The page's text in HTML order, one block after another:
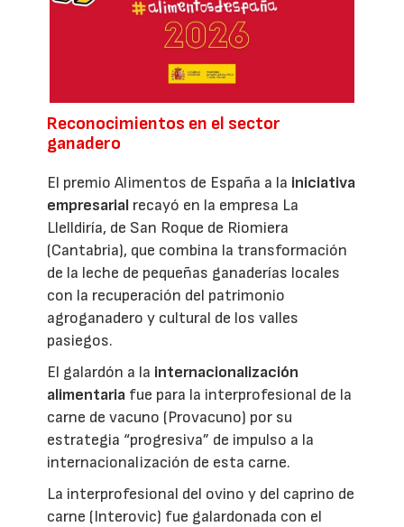
Reconocimientos en el sector
ganadero
El premio Alimentos de España a la iniciativa
empresarial recayó en la empresa La
Llelldiría, de San Roque de Riomiera
(Cantabria), que combina la transformación
de la leche de pequeñas ganaderías locales
con la recuperación del patrimonio
agroganadero y cultural de los valles
pasiegos.
El galardón a la internacionalización
alimentaria fue para la interprofesional de la
carne de vacuno (Provacuno) por su
estrategia “progresiva” de impulso a la
internacionalización de esta carne.
La interprofesional del ovino y del caprino de
carne (Interovic) fue galardonada con el